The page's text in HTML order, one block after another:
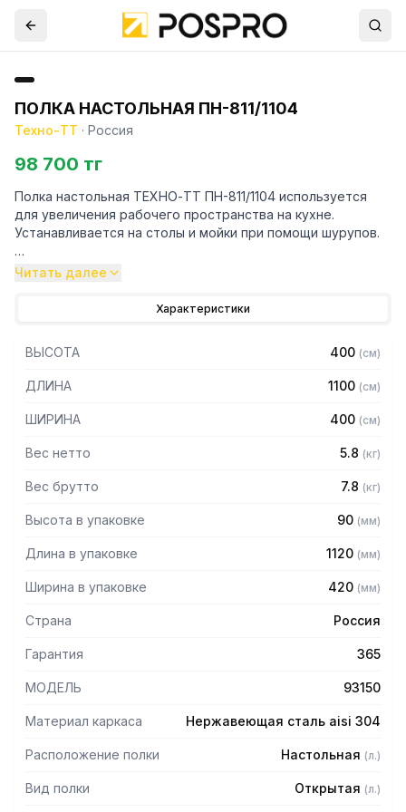
ПОЛКА НАСТОЛЬНАЯ ПН-811/1104
Техно-ТТ · Россия
98 700 тг
Полка настольная ТЕХНО-ТТ ПН-811/1104 используется
для увеличения рабочего пространства на кухне.
Устанавливается на столы и мойки при помощи шурупов.
Особенности:
— Настольная для столов со столешницей ЛДСП
мм
— С усилителем
— 1 ярус
— Боковины (стойки) из трубы 20х20 нержавеющей стали
— Крепление к столу болтовое через отверстие в
— Полка поставляется в разобранном виде
Читать далее
Характеристики
ВЫСОТА 400 (см)
ДЛИНА 1100 (см)
ШИРИНА 400 (см)
Вес нетто 5.8 (кг)
Вес брутто 7.8 (кг)
Высота в упаковке 90 (мм)
Длина в упаковке 1120 (мм)
Ширина в упаковке 420 (мм)
Страна Россия
Гарантия 365
МОДЕЛЬ 93150
Материал каркаса Нержавеющая сталь aisi 304
Расположение полки Настольная (л.)
Вид полки Открытая (л.)